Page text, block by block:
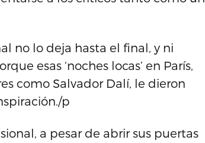
no lo deja hasta el final, y ni
esas ‘noches locas’ en París,
como Salvador Dalí, le dieron
p
a pesar de abrir sus puertas